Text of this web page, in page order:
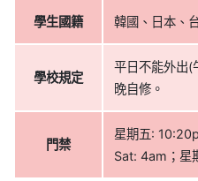
學生國籍 韓國、日本、
學校規定
平日不能外出(
晚自修。
門禁
星期五:
Sat: 4am；星